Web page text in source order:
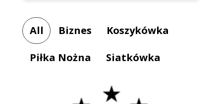
All Biznes Koszykówka
Piłka Nożna Siatkówka